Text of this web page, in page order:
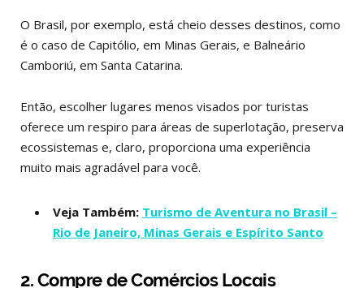
O Brasil, por exemplo, está cheio desses destinos, como
é o caso de Capitólio, em Minas Gerais, e Balneário
Camboriú, em Santa Catarina.
Então, escolher lugares menos visados por turistas
oferece um respiro para áreas de superlotação, preserva
ecossistemas e, claro, proporciona uma experiência
muito mais agradável para você.
Veja Também: Turismo de Aventura no Brasil –
Rio de Janeiro, Minas Gerais e Espírito Santo
2. Compre de Comércios Locais